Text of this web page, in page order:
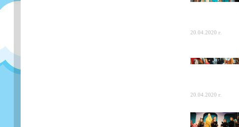
20.04.2020 г.
20.04.2020 г.